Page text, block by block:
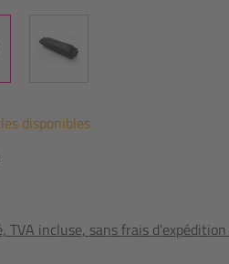
disponibles
TVA incluse, sans frais